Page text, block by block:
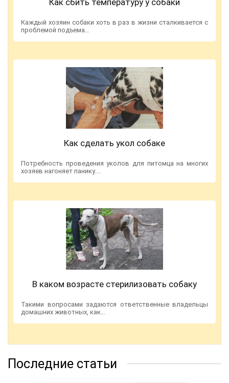
Как сбить температуру у собаки
Каждый хозяин собаки хоть в раз в жизни сталкивается с
проблемой подъема…
Как сделать укол собаке
Потребность проведения уколов для питомца на многих
хозяев нагоняет панику....
В каком возрасте стерилизовать собаку
Такими вопросами задаются ответственные владельцы
домашних животных, как…
Последние статьи